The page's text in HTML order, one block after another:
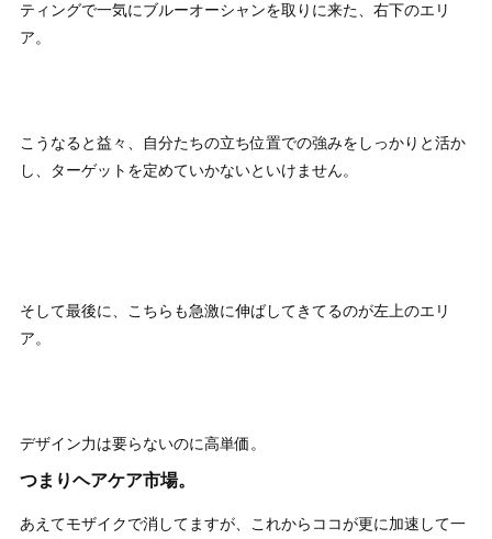
ティングで一気にブルーオーシャンを取りに来た、右下のエリ
ア。
こうなると益々、自分たちの立ち位置での強みをしっかりと活か
し、ターゲットを定めていかないといけません。
そして最後に、こちらも急激に伸ばしてきてるのが左上のエリ
ア。
デザイン力は要らないのに高単価。
つまりヘアケア市場。
あえてモザイクで消してますが、これからココが更に加速して一